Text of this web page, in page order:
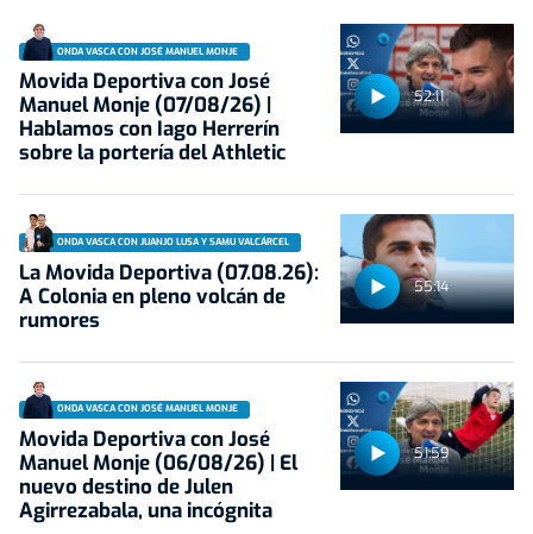
52:11
ONDA VASCA CON JOSÉ MANUEL MONJE
Movida Deportiva con José
Manuel Monje (07/08/26) |
Hablamos con Iago Herrerín
sobre la portería del Athletic
55:14
ONDA VASCA CON JUANJO LUSA Y SAMU VALCÁRCEL
La Movida Deportiva (07.08.26):
A Colonia en pleno volcán de
rumores
51:59
ONDA VASCA CON JOSÉ MANUEL MONJE
Movida Deportiva con José
Manuel Monje (06/08/26) | El
nuevo destino de Julen
Agirrezabala, una incógnita